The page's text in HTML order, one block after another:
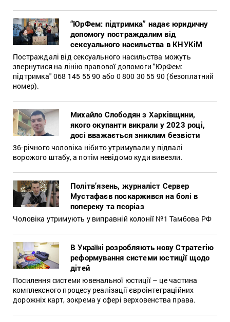
“ЮрФем: підтримка” надає юридичну
допомогу постраждалим від
сексуального насильства в КНУКіМ
Постраждалі від сексуального насильства можуть
звернутися на лінію правової допомоги "ЮрФем:
підтримка" 068 145 55 90 або 0 800 30 55 90 (безоплатний
номер).
Михайло Слободян з Харківщини,
якого окупанти викрали у 2023 році,
досі вважається зниклим безвісти
36-річного чоловіка нібито утримували у підвалі
ворожого штабу, а потім невідомо куди вивезли.
Політв’язень, журналіст Сервер
Мустафаєв поскаржився на болі в
попереку та псоріаз
Чоловіка утримують у виправній колонії №1 Тамбова РФ
В Україні розробляють нову Стратегію
реформування системи юстиції щодо
дітей
Посилення системи ювенальної юстиції – це частина
комплексного процесу реалізації євроінтеграційних
дорожніх карт, зокрема у сфері верховенства права.